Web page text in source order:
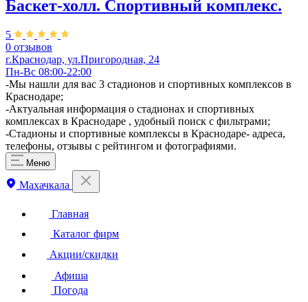
Баскет-холл. Спортивный комплекс.
5
0 отзывов
г.Краснодар, ул.Пригородная, 24
Пн-Вс 08:00-22:00
-Мы нашли для вас 3 стадионов и спортивных комплексов в
Краснодаре;
-Актуальная информация о стадионах и спортивных
комплексах в Краснодаре , удобный поиск с фильтрами;
-Стадионы и спортивные комплексы в Краснодаре- адреса,
телефоны, отзывы с рейтингом и фотографиями.
Меню
Махачкала
Главная
Каталог фирм
Акции/скидки
Афиша
Погода